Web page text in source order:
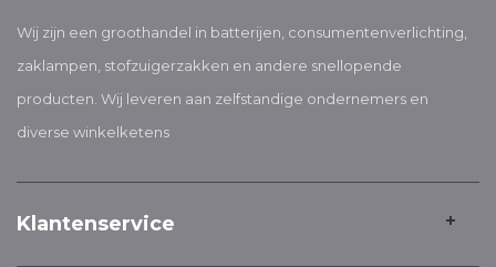
Wij zijn een groothandel in batterijen, consumentenverlichting,
zaklampen, stofzuigerzakken en andere snellopende
producten. Wij leveren aan zelfstandige ondernemers en
diverse winkelketens
Klantenservice